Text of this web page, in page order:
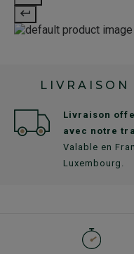
LIVRAISON
Livraison
avec notre
Valable en
Luxembourg.